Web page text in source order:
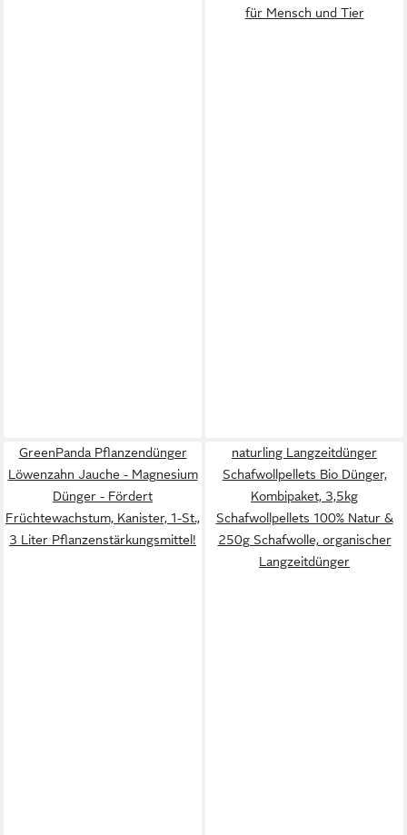
für Mensch und Tier
GreenPanda Pflanzendünger
Löwenzahn Jauche - Magnesium
Dünger - Fördert
Früchtewachstum, Kanister, 1-St.,
3 Liter Pflanzenstärkungsmittel!
naturling Langzeitdünger
Schafwollpellets Bio Dünger,
Kombipaket, 3,5kg
Schafwollpellets 100% Natur &
250g Schafwolle, organischer
Langzeitdünger